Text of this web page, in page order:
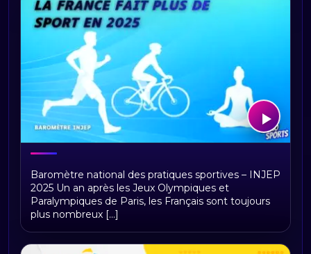
La France en mouvement : la pratique
sportive progresse encore en 2025
Baromètre national des pratiques sportives – INJEP
2025 Un an après les Jeux Olympiques et
Paralympiques de Paris, les Français sont toujours
plus nombreux [...]